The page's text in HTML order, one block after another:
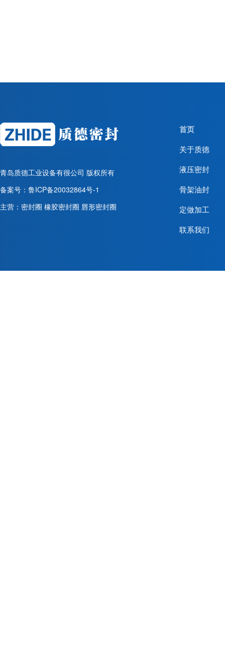
青岛质德工业设备有很公司 版权所有
备案号： 鲁ICP备20032864号-1
主营：密封圈 橡胶密封圈 唇形密封圈
首页
关于质德
液压密封
骨架油封
定做加工
联系我们